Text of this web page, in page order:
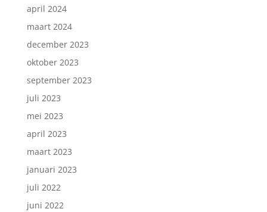
april 2024
maart 2024
december 2023
oktober 2023
september 2023
juli 2023
mei 2023
april 2023
maart 2023
januari 2023
juli 2022
juni 2022